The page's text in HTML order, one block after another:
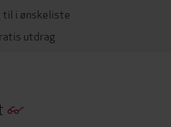
til i ønskeliste
utdrag